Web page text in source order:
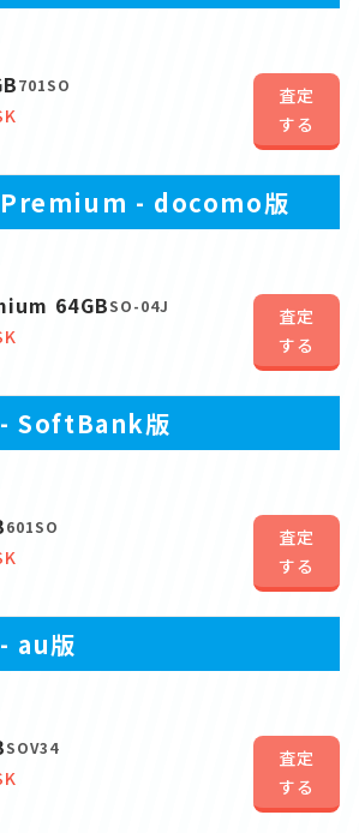
701SO
査定
する
- docomo版
64GBSO-04J
査定
する
SoftBank版
601SO
査定
する
au版
SOV34
査定
する